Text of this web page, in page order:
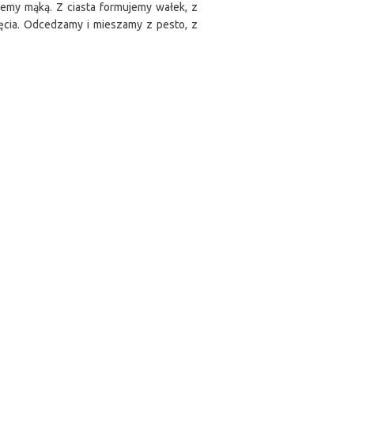
mąką. Z ciasta formujemy wałek, z
Odcedzamy i mieszamy z pesto, z